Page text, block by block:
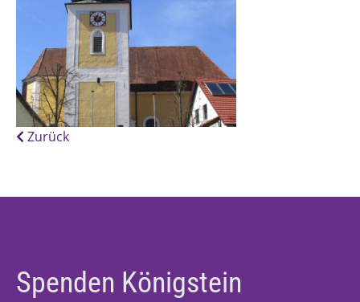
Zurück
Spenden Königstein